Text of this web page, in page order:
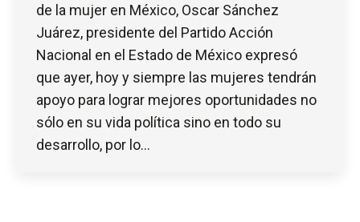
de la mujer en México, Oscar Sánchez
Juárez, presidente del Partido Acción
Nacional en el Estado de México expresó
que ayer, hoy y siempre las mujeres tendrán
apoyo para lograr mejores oportunidades no
sólo en su vida política sino en todo su
desarrollo, por lo…